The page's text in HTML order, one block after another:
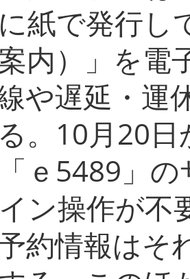
紙で発行し
内）」を電
や遅延・運
。10月20
ｅ5489」
ン操作が不
約情報はそ